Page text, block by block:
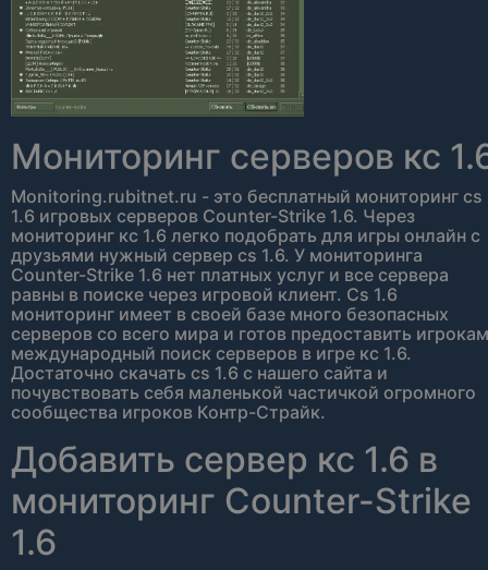
Мониторинг серверов кс
Monitoring.rubitnet.ru - это бесплатный мониторинг cs
1.6 игровых серверов Counter-Strike 1.6. Через
мониторинг кс 1.6 легко подобрать для игры онлайн с
друзьями нужный сервер cs 1.6. У мониторинга
Counter-Strike 1.6 нет платных услуг и все сервера
равны в поиске через игровой клиент. Сs 1.6
мониторинг имеет в своей базе много безопасных
серверов со всего мира и готов предоставить игрокам
международный поиск серверов в игре кс 1.6.
Достаточно скачать cs 1.6 с нашего сайта и
почувствовать себя маленькой частичкой огромного
сообщества игроков Контр-Страйк.
Добавить сервер кс 1.6 в
мониторинг Counter-Strike
1.6